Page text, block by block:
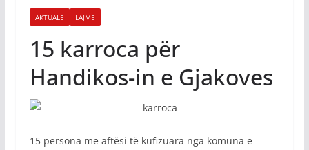
AKTUALE LAJME
15 karroca për
Handikos-in e Gjakoves
15 persona me aftësi të kufizuara nga komuna e